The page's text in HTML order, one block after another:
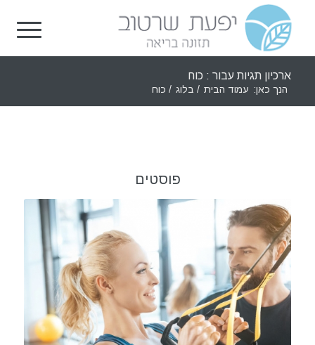
ארכיון תגיות עבור : כוח
הנך כאן: עמוד הבית / בלוג / כוח
פוסטים